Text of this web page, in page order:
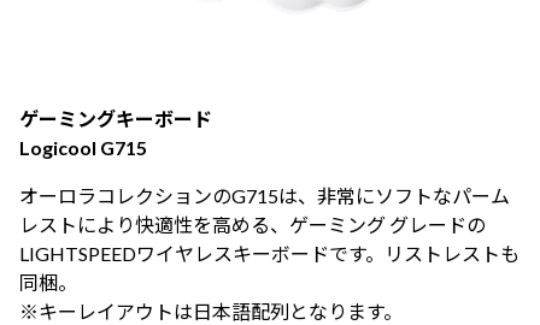
ゲーミングキーボード
Logicool G715
オーロラコレクションのG715は、非常にソフトなパーム
レストにより快適性を高める、ゲーミング グレードの
LIGHTSPEEDワイヤレスキーボードです。リストレストも
同梱。
※キーレイアウトは日本語配列となります。